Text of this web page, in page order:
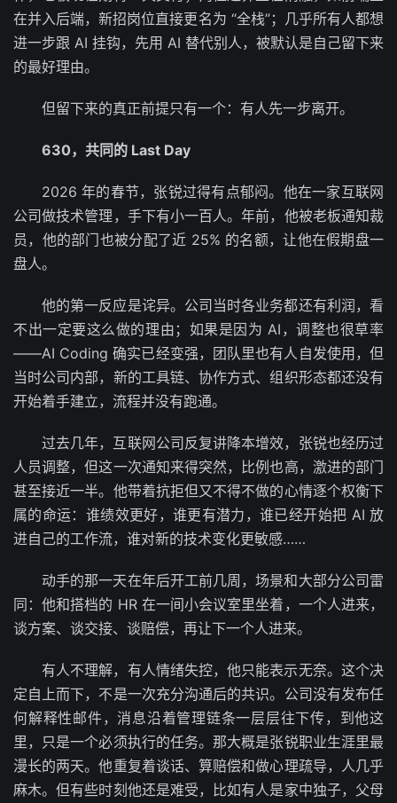
在并入后端，新招岗位直接更名为 “全栈”；几乎所有人都想
进一步跟 AI 挂钩，先用 AI 替代别人，被默认是自己留下来
的最好理由。
但留下来的真正前提只有一个：有人先一步离开。
630，共同的 Last Day
2026 年的春节，张锐过得有点郁闷。他在一家互联网
公司做技术管理，手下有小一百人。年前，他被老板通知裁
员，他的部门也被分配了近 25% 的名额，让他在假期盘一
盘人。
他的第一反应是诧异。公司当时各业务都还有利润，看
不出一定要这么做的理由；如果是因为 AI，调整也很草率
——AI Coding 确实已经变强，团队里也有人自发使用，但
当时公司内部，新的工具链、协作方式、组织形态都还没有
开始着手建立，流程并没有跑通。
过去几年，互联网公司反复讲降本增效，张锐也经历过
人员调整，但这一次通知来得突然，比例也高，激进的部门
甚至接近一半。他带着抗拒但又不得不做的心情逐个权衡下
属的命运：谁绩效更好，谁更有潜力，谁已经开始把 AI 放
进自己的工作流，谁对新的技术变化更敏感……
动手的那一天在年后开工前几周，场景和大部分公司雷
同：他和搭档的 HR 在一间小会议室里坐着，一个人进来，
谈方案、谈交接、谈赔偿，再让下一个人进来。
有人不理解，有人情绪失控，他只能表示无奈。这个决
定自上而下，不是一次充分沟通后的共识。公司没有发布任
何解释性邮件，消息沿着管理链条一层层往下传，到他这
里，只是一个必须执行的任务。那大概是张锐职业生涯里最
漫长的两天。他重复着谈话、算赔偿和做心理疏导，人几乎
麻木。但有些时刻他还是难受，比如有人是家中独子，父母